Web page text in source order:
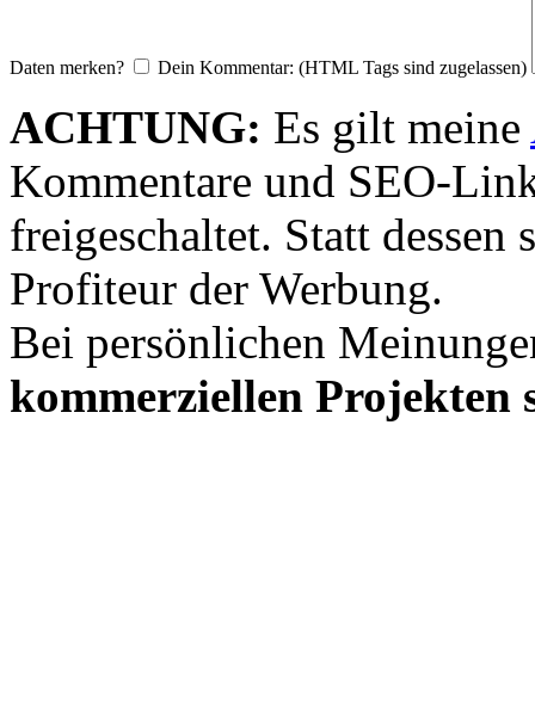
Daten merken? Dein Kommentar: (HTML Tags sind zugelassen)
ACHTUNG: Es gilt meine
Kommentare und SEO-
freigeschaltet. Statt dessen
Profiteur der Werbung.
Bei persönlichen
kommerziellen Projekten